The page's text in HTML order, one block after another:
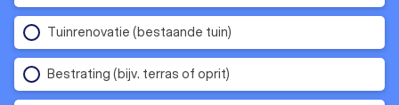
Tuinrenovatie (bestaande tuin)
Bestrating (bijv. terras of oprit)